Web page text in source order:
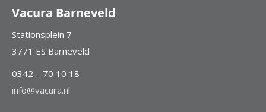
Vacura Barneveld
Stationsplein 7
3771 ES Barneveld
0342 – 70 10 18
info@vacura.nl